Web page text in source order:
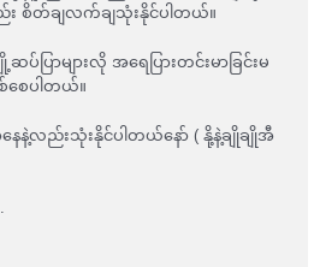
း စိတ်ချလက်ချသုံးနိုင်ပါတယ်။
ပ်ပြာများလို အရေပြားတင်းမာခြင်းမ
စ်စေပါတယ်။
နေနဲ့လည်းသုံးနိုင်ပါတယ်နော် ( နို့နဲ့ချိုချိုအီ